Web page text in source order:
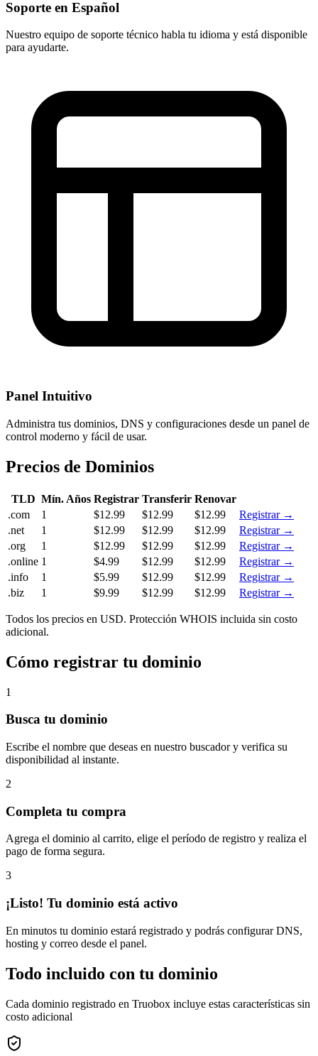
Soporte en Español
Nuestro equipo de soporte técnico habla tu idioma y está disponible
para ayudarte.
Panel Intuitivo
Administra tus dominios, DNS y configuraciones desde un panel de
control moderno y fácil de usar.
Precios de Dominios
TLD Mín. Años Registrar Transferir Renovar
.com
1 $12.99 $12.99 $12.99
Registrar →
.net
1 $12.99 $12.99 $12.99
Registrar →
.org
1 $12.99 $12.99 $12.99
Registrar →
.online 1 $4.99 $12.99 $12.99
Registrar →
.info
1 $5.99 $12.99 $12.99
Registrar →
.biz
1 $9.99 $12.99 $12.99 Registrar →
Todos los precios en USD. Protección WHOIS incluida sin costo
adicional.
Cómo registrar tu dominio
1
Busca tu dominio
Escribe el nombre que deseas en nuestro buscador y verifica su
disponibilidad al instante.
2
Completa tu compra
Agrega el dominio al carrito, elige el período de registro y realiza el
pago de forma segura.
3
¡Listo! Tu dominio está activo
En minutos tu dominio estará registrado y podrás configurar DNS,
hosting y correo desde el panel.
Todo incluido con tu dominio
Cada dominio registrado en Truobox incluye estas características sin
costo adicional